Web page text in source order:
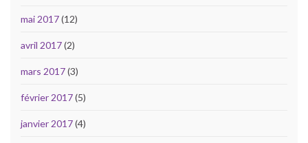
mai 2017(12)
avril 2017(2)
mars 2017(3)
février 2017(5)
janvier 2017(4)